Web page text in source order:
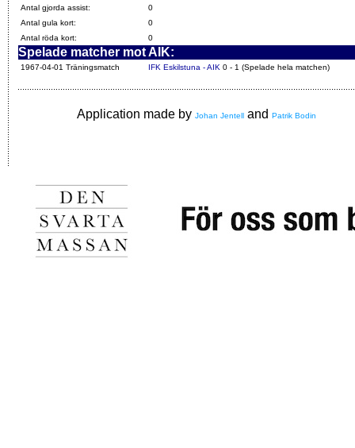
Antal gjorda assist:
0
Antal gula kort:
0
Antal röda kort:
0
Spelade matcher mot AIK:
1967-04-01 Träningsmatch IFK Eskilstuna - AIK 0 - 1 (Spelade hela matchen)
Application made by Johan Jentell and Patrik Bodin